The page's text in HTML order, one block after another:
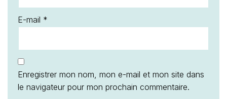
E-mail *
Enregistrer mon nom, mon e-mail et mon site dans
le navigateur pour mon prochain commentaire.